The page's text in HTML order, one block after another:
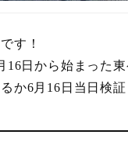
す！
日から始まった東
か6月16日当日検証